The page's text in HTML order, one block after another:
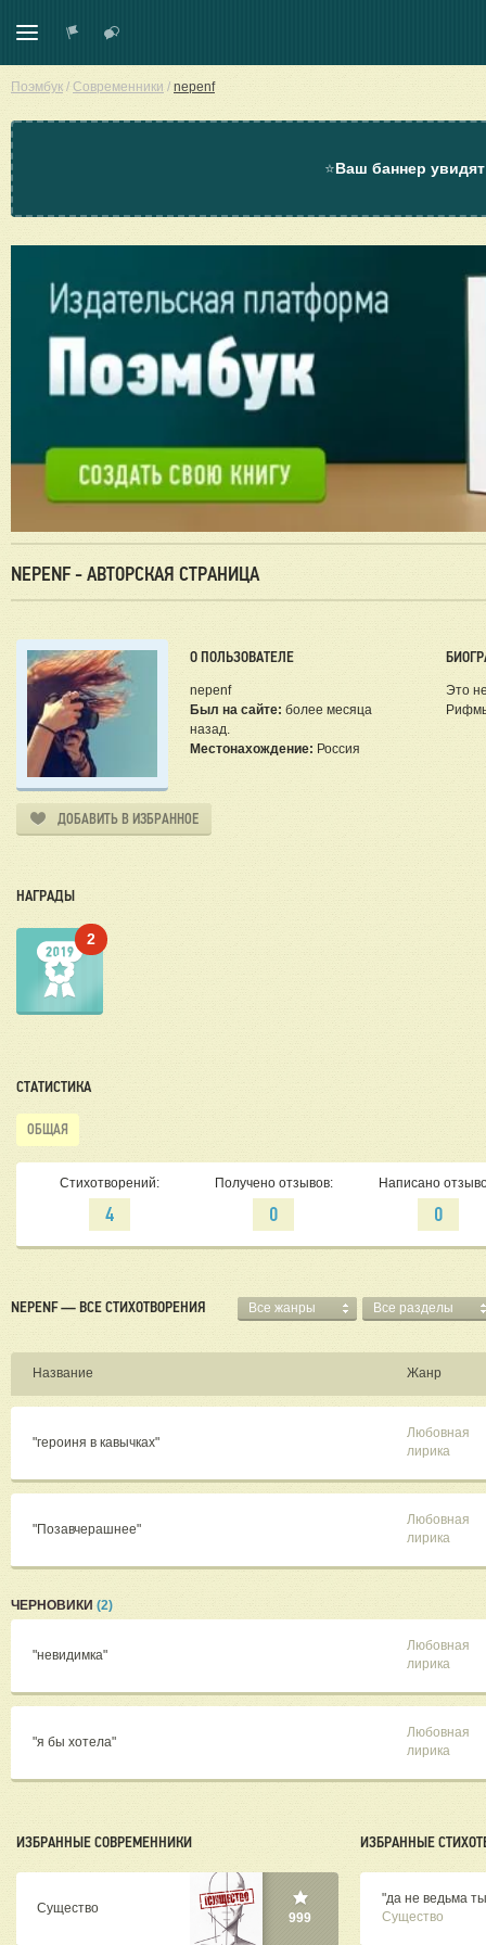
Поэмбук / Современники / nepenf
⭐Ваш баннер
NEPENF - АВТОРСКАЯ СТРАНИЦА
О ПОЛЬЗОВАТЕЛЕ
nepenf
Был на сайте: более месяца
назад.
Местонахождение: Россия
ДОБАВИТЬ В ИЗБРАННОЕ
Это
НАГРАДЫ
2
СТАТИСТИКА
ОБЩАЯ
Стихотворений:
4
Получено отзывов:
0
Написано
0
NEPENF — ВСЕ СТИХОТВОРЕНИЯ Все жанры Все разделы
Название Жанр
"героиня в кавычках"
Любовная
лирика
"Позавчерашнее"
Любовная
лирика
ЧЕРНОВИКИ (2)
"невидимка"
Любовная
лирика
"я бы хотела"
Любовная
лирика
ИЗБРАННЫЕ СОВРЕМЕННИКИ
Существо
999
ИЗБРАННЫЕ
"да не ведьма
Существо